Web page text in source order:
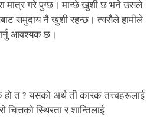
मात्र गरे पुग्छ। मान्छे खुशी छ भने उसले
समुदाय नै खुशी रहन्छ। त्यसैले हामीले
आवश्यक छ।
त ? यसको अर्थ ती कारक तत्त्वहरूलाई
चित्तको स्थिरता र शान्तिलाई